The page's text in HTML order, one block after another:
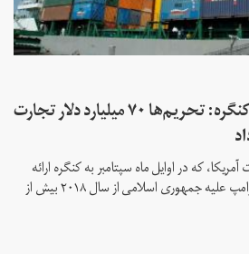
گزارش دولت آمریکا به کنگره: تحریم‌ها ۷۰ میلیارد دلار تجارت
که در اوایل ماه سپتامبر به کنگره ارائه
شد، تحریم‌های دولت دونالد ترامپ علیه جمهوری اسلامی از سال ۲۰۱۸ بیش از